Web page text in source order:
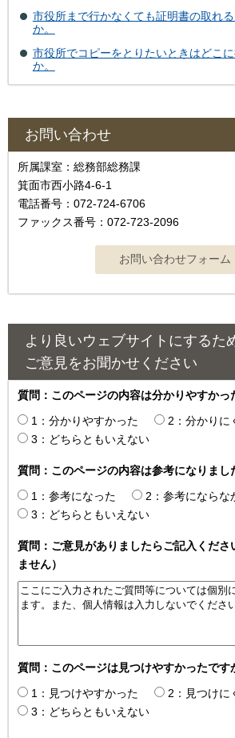
市役所まで行かなくても証明書の取れ
か。
市役所でコピーをとりたいときはどこ
か。
お問い合わせ
所属課室：総務部総務課
箕面市西小路4‐6‐1
電話番号：072-724-6706
ファックス番号：072-723-2096
より良いウェブサイトにするた
ご意見をお聞かせください
質問：このページの内容は分かりやすかっ
1：分かりやすかった
2：分かりに
3：どちらともいえない
質問：このページの内容は参考になりまし
1：参考になった
2：参考にならな
3：どちらともいえない
質問：ご意見がありましたらご記入くださ
ません）
質問：このページは見つけやすかったです
1：見つけやすかった
2：見つけに
3：どちらともいえない